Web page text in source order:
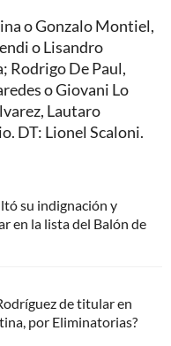
o Gonzalo Montiel,
o Lisandro
Rodrigo De Paul,
o Giovani Lo
Lautaro
DT: Lionel Scaloni.
su indignación y
en la lista del Balón de
de titular en
por Eliminatorias?